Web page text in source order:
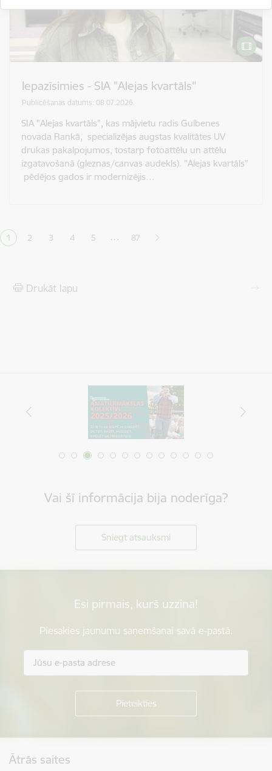
Iepazīsimies - SIA "Alejas kvartāls"
Publicēšanas datums: 08.07.2026.
SIA "Alejas kvartāls", kas mājvietu radis Gulbenes
novada Rankā, specializējas augstas kvalitātes UV
drukas pakalpojumos, tostarp fotoattēlu un attēlu
izgatavošanā (gleznas/canvas audekls). "Alejas kvartāls"
pēdējos gados ir modernizējis…
Pašreizējā lapa
1 Lapa
2 Lapa
3 Lapa
4 Lapa
5 … 87
Drukāt lapu
Vai šī informācija bija noderīga?
Sniegt atsauksmi
Esi pirmais, kurš uzzina!
Piesakies jaunumu saņemšanai savā e-pastā.
Ātrās saites